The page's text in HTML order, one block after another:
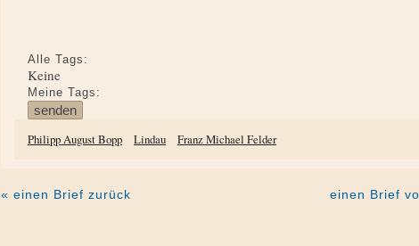
Alle Tags:
Keine
Meine Tags:
Philipp August Bopp Lindau Franz Michael Felder
« einen Brief zurück einen Brief